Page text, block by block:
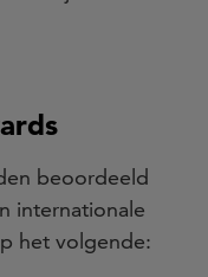
beoordeeld
internationale
het volgende: